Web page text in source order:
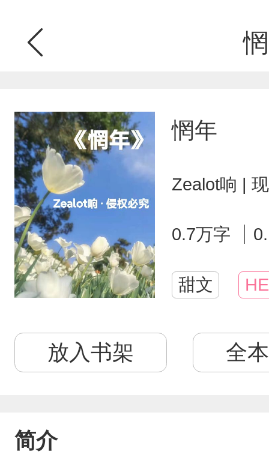
惘年
Zealot响 |
0.7万字
甜文 HE
放入书架 全
简介